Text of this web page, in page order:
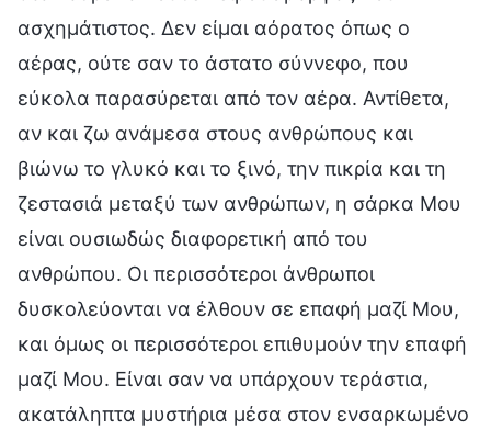
ασχημάτιστος. Δεν είμαι αόρατος όπως ο
αέρας, ούτε σαν το άστατο σύννεφο, που
εύκολα παρασύρεται από τον αέρα. Αντίθετα,
αν και ζω ανάμεσα στους ανθρώπους και
βιώνω το γλυκό και το ξινό, την πικρία και τη
ζεστασιά μεταξύ των ανθρώπων, η σάρκα Μου
είναι ουσιωδώς διαφορετική από του
ανθρώπου. Οι περισσότεροι άνθρωποι
δυσκολεύονται να έλθουν σε επαφή μαζί Μου,
και όμως οι περισσότεροι επιθυμούν την επαφή
μαζί Μου. Είναι σαν να υπάρχουν τεράστια,
ακατάληπτα μυστήρια μέσα στον ενσαρκωμένο